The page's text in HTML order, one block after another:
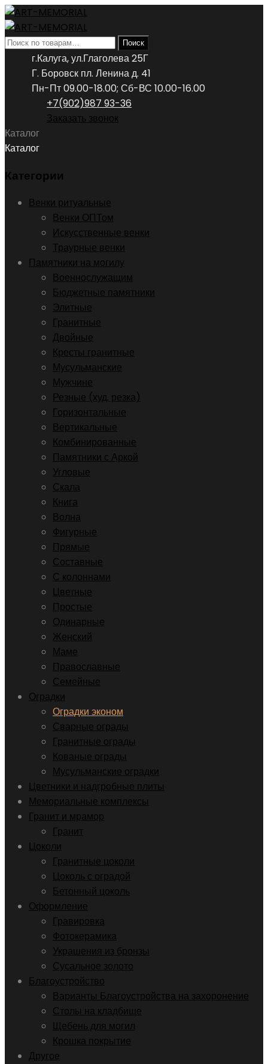
Искать: Поиск
г.Калуга, ул.Глаголева 25Г
Г. Боровск пл. Ленина д. 41
Пн-Пт 09.00-18.00; Сб-ВС 10.00-16.00
+7(902)987 93-36
Заказать звонок
Каталог
Каталог
Категории
Венки ритуальные
Венки ОПТом
Искусственные венки
Траурные венки
Памятники на могилу
Военнослужащим
Бюджетные памятники
Элитные
Гранитные
Двойные
Кресты гранитные
Мусульманские
Мужчине
Резные (худ. резка)
Горизонтальные
Вертикальные
Комбинированные
Памятники с Аркой
Угловые
Скала
Книга
Волна
Фигурные
Прямые
Составные
С колоннами
Цветные
Простые
Одинарные
Женский
Маме
Православные
Семейные
Оградки
Оградки эконом
Сварные ограды
Гранитные ограды
Кованые ограды
Мусульманские оградки
Цветники и надгробные плиты
Мемориальные комплексы
Гранит и мрамор
Гранит
Цоколи
Гранитные цоколи
Цоколь с оградой
Бетонный цоколь
Оформление
Гравировка
Фотокерамика
Украшения из бронзы
Сусальное золото
Благоустройство
Варианты Благоустройства на захоронение
Столы на кладбище
Щебень для могил
Крошка покрытие
Другое